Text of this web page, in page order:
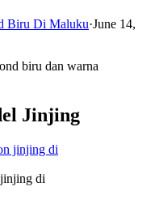
Biru Di Maluku·June 14,
biru dan warna
Jinjing
di